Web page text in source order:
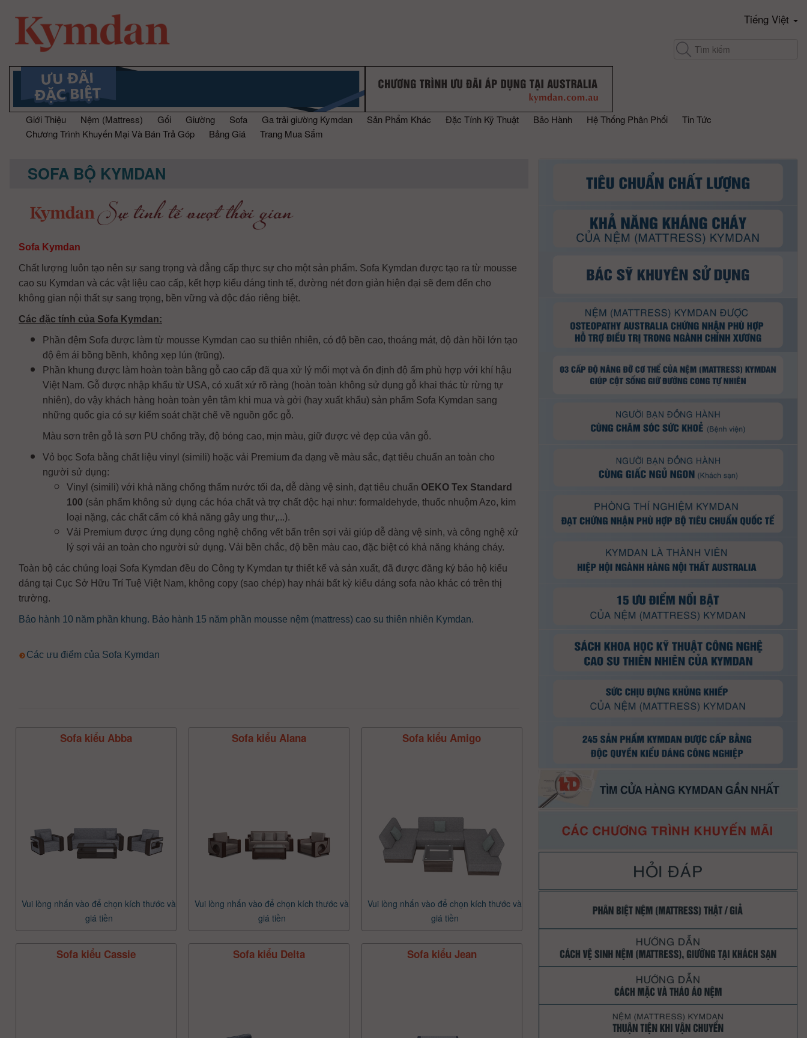
Tiếng Việt
Giới Thiệu Nệm (Mattress) Gối Giường Sofa Ga trải giường Kymdan Sản Phẩm Khác Đặc Tính Kỹ Thuật Bảo Hành Hệ Thống Phân Phối
Tin Tức
Chương Trình Khuyến Mại Và Bán Trả Góp
Bảng Giá Trang Mua Sắm
SOFA BỘ KYMDAN
Sofa Kymdan
Chất lượng luôn tạo nên sự sang trọng và đẳng cấp thực sự cho một sản phẩm. Sofa Kymdan được tạo ra từ mousse
cao su Kymdan và các vật liệu cao cấp, kết hợp kiểu dáng tinh tế, đường nét đơn giản hiện đại sẽ đem đến cho
không gian nội thất sự sang trọng, bền vững và độc đáo riêng biệt.
Các đặc tính của Sofa Kymdan:
Phần đệm Sofa được làm từ mousse Kymdan cao su thiên nhiên, có độ bền cao, thoáng mát, độ đàn hồi lớn tạo
độ êm ái bồng bềnh, không xẹp lún (trũng).
Phần khung được làm hoàn toàn bằng gỗ cao cấp đã qua xử lý mối mọt và ổn định độ ẩm phù hợp với khí hậu
Việt Nam. Gỗ được nhập khẩu từ USA, có xuất xứ rõ ràng (hoàn toàn không sử dụng gỗ khai thác từ rừng tự
nhiên), do vậy khách hàng hoàn toàn yên tâm khi mua và gởi (hay xuất khẩu) sản phẩm Sofa Kymdan sang
những quốc gia có sự kiểm soát chặt chẽ về nguồn gốc gỗ.
Màu sơn trên gỗ là sơn PU chống trầy, độ bóng cao, mịn màu, giữ được vẻ đẹp của vân gỗ.
Vỏ bọc Sofa bằng chất liệu vinyl (simili) hoặc vải Premium đa dạng về màu sắc, đạt tiêu chuẩn an toàn cho
người sử dụng:
Vinyl (simili) với khả năng chống thấm nước tối đa, dễ dàng vệ sinh, đạt tiêu chuẩn OEKO Tex Standard
100 (sản phẩm không sử dụng các hóa chất và trợ chất độc hại như: formaldehyde, thuốc nhuộm Azo, kim
loại nặng, các chất cấm có khả năng gây ung thư,...).
Vải Premium được ứng dụng công nghệ chống vết bẩn trên sợi vải giúp dễ dàng vệ sinh, và công nghệ xử
lý sợi vải an toàn cho người sử dụng. Vải bền chắc, độ bền màu cao, đặc biệt có khả năng kháng cháy.
Toàn bộ các chủng loại Sofa Kymdan đều do Công ty Kymdan tự thiết kế và sản xuất, đã được đăng ký bảo hộ kiểu
dáng tại Cục Sở Hữu Trí Tuệ Việt Nam, không copy (sao chép) hay nhái bất kỳ kiểu dáng sofa nào khác có trên thị
trường.
Bảo hành 10 năm phần khung. Bảo hành 15 năm phần mousse nệm (mattress) cao su thiên nhiên Kymdan.
Các ưu điểm của Sofa Kymdan
Sofa kiểu Abba
Vui lòng nhấn vào để chọn kích thước và
giá tiền
Sofa kiểu Alana
Vui lòng nhấn vào để chọn kích thước và
giá tiền
Sofa kiểu Amigo
Vui lòng nhấn vào để chọn kích thước và
giá tiền
Sofa kiểu Cassie Sofa kiểu Delta Sofa kiểu Jean